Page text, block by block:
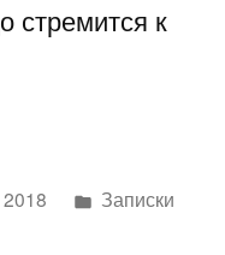
к
Написано
Записки